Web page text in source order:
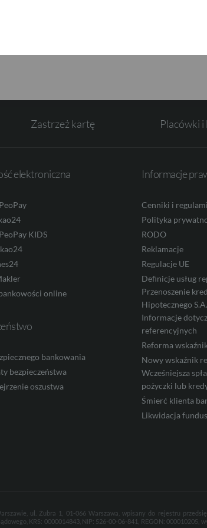
prosty samouczek do korzystania z aplikacji
Zastrzeż kartę Placówki
elektroniczna
KIDS
online
bankowania
bezpieczeństwa
oszustwa
Informacje
Cenniki i
Polityka
RODO
Reklamacje
Regulacje UE
Definicje usług
Przenoszenie
Hipotecznego S.A.
Informacje
referencyjnych
Reforma
Nowy wskaźnik
Wcześniejsza
pożyczki lub
Śmierć klienta
Likwidacja
ul. Żubra 1, 01-066 Warszawa, wpisany do rejestru
KRS: 0000014843, NIP: 526-00-06-841, REGON: 000010205,